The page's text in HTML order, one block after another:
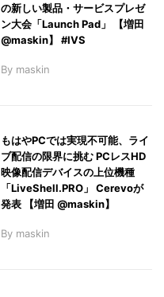
の新しい製品・サービスプレゼ
ン大会「Launch Pad」 【増田
@maskin】 #IVS
By maskin
もはやPCでは実現不可能、ライ
ブ配信の限界に挑む PCレスHD
映像配信デバイスの上位機種
「LiveShell.PRO」 Cerevoが
発表 【増田 @maskin】
By maskin